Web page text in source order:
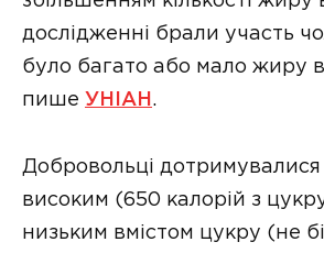
дослідженні брали участь
було багато або мало жиру в
пише УНІАН .
Добровольці дотримувалися
високим (650 калорій з
низьким вмістом цукру (не